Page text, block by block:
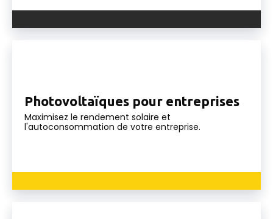
Photovoltaïques pour entreprises
Maximisez le rendement solaire et
l'autoconsommation de votre entreprise.